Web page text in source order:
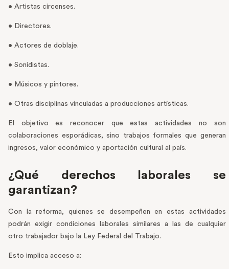
• Artistas circenses.
• Directores.
• Actores de doblaje.
• Sonidistas.
• Músicos y pintores.
• Otras disciplinas vinculadas a producciones artísticas.
El objetivo es reconocer que estas actividades no son
colaboraciones esporádicas, sino trabajos formales que generan
ingresos, valor económico y aportación cultural al país.
¿Qué derechos laborales se
garantizan?
Con la reforma, quienes se desempeñen en estas actividades
podrán exigir condiciones laborales similares a las de cualquier
otro trabajador bajo la Ley Federal del Trabajo.
Esto implica acceso a: